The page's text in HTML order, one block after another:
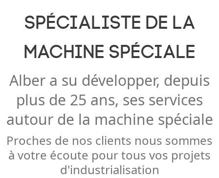
Spécialiste de la
machine spéciale
Alber a su développer, depuis
plus de 25 ans, ses services
autour de la machine spéciale
Proches de nos clients nous sommes
à votre écoute pour tous vos projets
d'industrialisation